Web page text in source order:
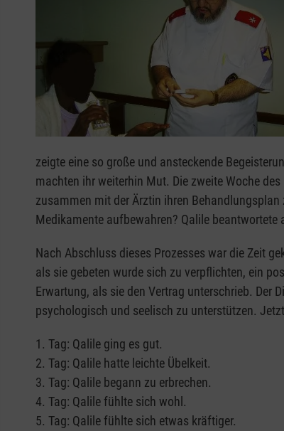
zeigte eine so große und ansteckende
machten ihr weiterhin Mut. Die zweite Woche
zusammen mit der Ärztin ihren
Medikamente aufbewahren? Qalile beantwortete
Nach Abschluss dieses Prozesses war die Zeit
als sie gebeten wurde sich zu verpflichten, ein
Erwartung, als sie den Vertrag unterschrieb. Der
psychologisch und seelisch zu unterstützen.
1. Tag: Qalile ging es gut.
2. Tag: Qalile hatte leichte Übelkeit.
3. Tag: Qalile begann zu erbrechen.
4. Tag: Qalile fühlte sich wohl.
5. Tag: Qalile fühlte sich etwas kräftiger.